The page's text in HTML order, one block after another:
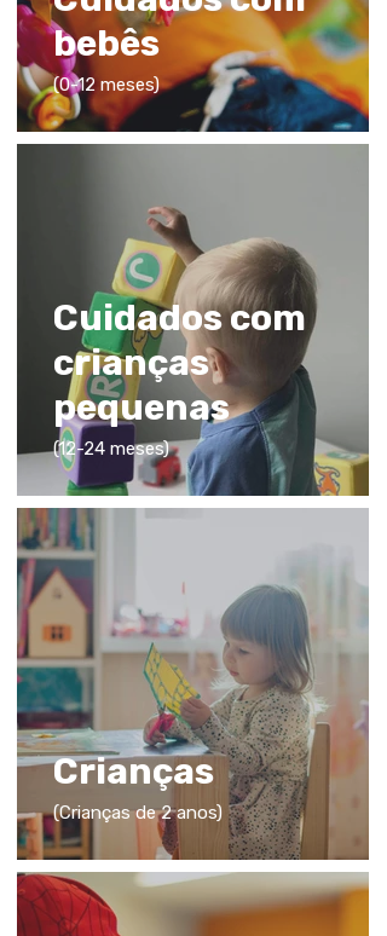
bebês
(0-12 meses)
Cuidados com
crianças
pequenas
(12-24 meses)
Crianças
(Crianças de 2 anos)